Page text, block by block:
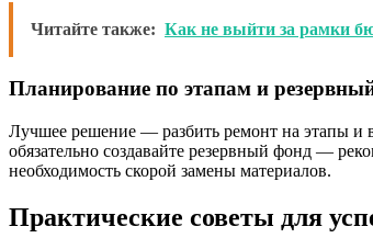
Читайте также: Как не выйти за рамки
Планирование по этапам и
Лучшее решение — разбить ремонт на этапы и
обязательно создавайте резервный фонд —
необходимость скорой замены материалов.
Практические советы для